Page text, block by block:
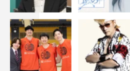
を満員に埋めた、5人体制のBiS
ガーの3人体制で活動していく、
らも目が離せない。